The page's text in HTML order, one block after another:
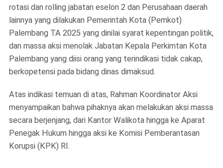
rotasi dan rolling jabatan eselon 2 dan Perusahaan daerah
lainnya yang dilakukan Pemerintah Kota (Pemkot)
Palembang TA 2025 yang dinilai syarat kepentingan politik,
dan massa aksi menolak Jabatan Kepala Perkimtan Kota
Palembang yang diisi orang yang terindikasi tidak cakap,
berkopetensi pada bidang dinas dimaksud.
Atas indikasi temuan di atas, Rahman Koordinator Aksi
menyampaikan bahwa pihaknya akan melakukan aksi massa
secara berjenjang, dari Kantor Walikota hingga ke Aparat
Penegak Hukum hingga aksi ke Komisi Pemberantasan
Korupsi (KPK) RI.